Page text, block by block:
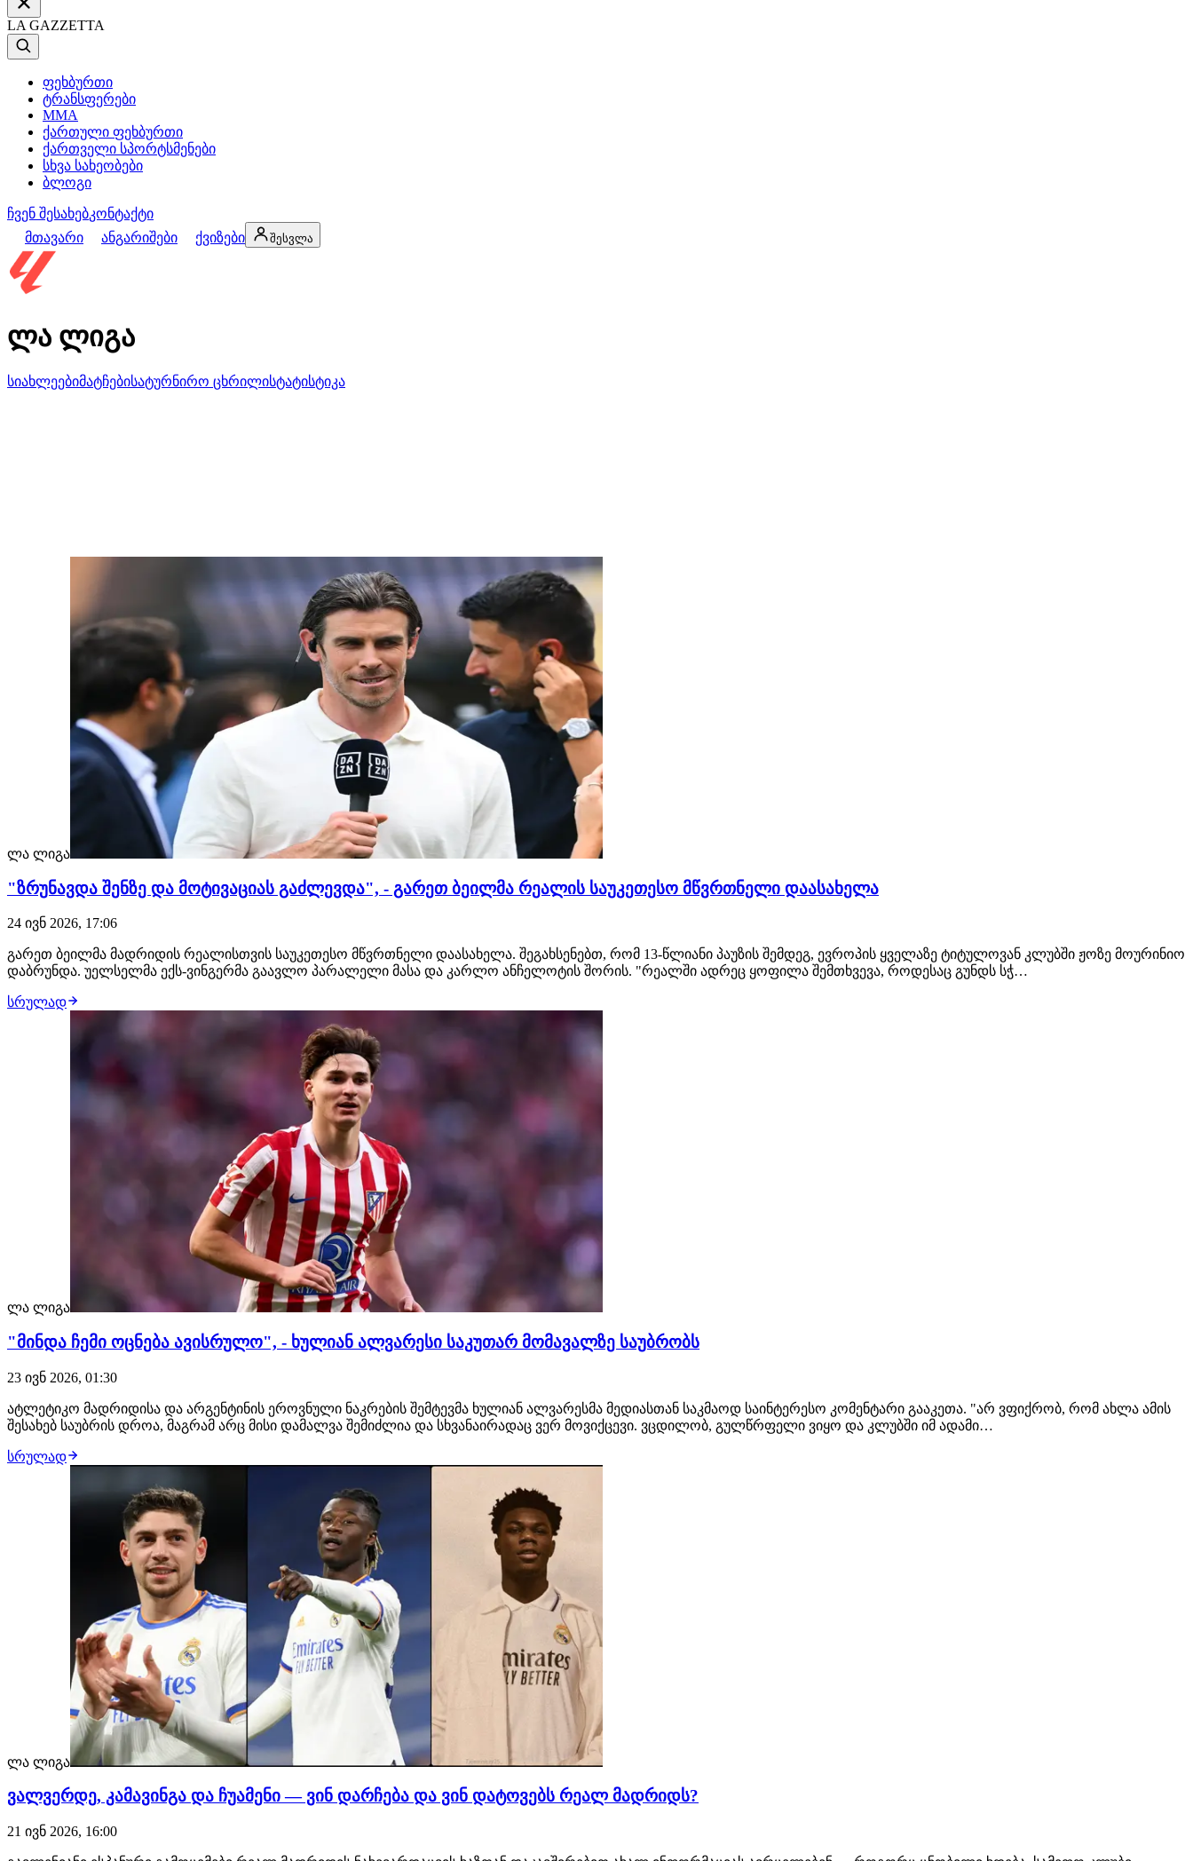
LA GAZZETTA
ფეხბურთი
ტრანსფერები
MMA
ქართული ფეხბურთი
ქართველი სპორტსმენები
სხვა სახეობები
ბლოგი
ჩვენ შესახებკონტაქტი
მთავარი
ანგარიშები ქვიზები შესვლა
ლა ლიგა
სიახლეებიმატჩებისატურნირო ცხრილისტატისტიკა
ლა ლიგა
"ზრუნავდა შენზე და მოტივაციას გაძლევდა", - გარეთ ბეილმა რეალის საუკეთესო მწვრთნელი დაასახელა
24 ივნ 2026, 17:06
გარეთ ბეილმა მადრიდის რეალისთვის საუკეთესო მწვრთნელი დაასახელა. შეგახსენებთ, რომ 13-წლიანი პაუზის შემდეგ, ევროპის ყველაზე ტიტულოვან კლუბში ჟოზე მოურინიო
დაბრუნდა. უელსელმა ექს-ვინგერმა გაავლო პარალელი მასა და კარლო ანჩელოტის შორის. "რეალში ადრეც ყოფილა შემთხვევა, როდესაც გუნდს სჭ…
სრულად
ლა ლიგა
"მინდა ჩემი ოცნება ავისრულო", - ხულიან ალვარესი საკუთარ მომავალზე საუბრობს
23 ივნ 2026, 01:30
ატლეტიკო მადრიდისა და არგენტინის ეროვნული ნაკრების შემტევმა ხულიან ალვარესმა მედიასთან საკმაოდ საინტერესო კომენტარი გააკეთა. "არ ვფიქრობ, რომ ახლა ამის
შესახებ საუბრის დროა, მაგრამ არც მისი დამალვა შემიძლია და სხვანაირადაც ვერ მოვიქცევი. ვცდილობ, გულწრფელი ვიყო და კლუბში იმ ადამი…
სრულად
ლა ლიგა
ვალვერდე, კამავინგა და ჩუამენი — ვინ დარჩება და ვინ დატოვებს რეალ მადრიდს?
21 ივნ 2026, 16:00